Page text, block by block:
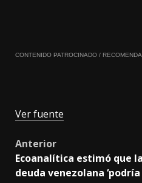
CONTENIDO PATROCINADO /
Ver fuente
Post
navigation
Anterior
Ecoanalítica estimó que
deuda venezolana